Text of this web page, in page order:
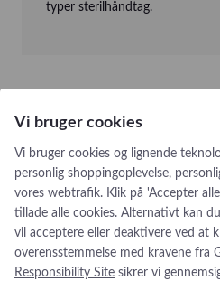
typer sterilhåndtag.
Justerbar farvetemperaur:
Farvegengivelsesindex: 97 Ra
Regulering af lysstyrke: 100
Fokuserbart lysfelt: 160 –
LED levetid: >60.000 timer
Strømforbrug: >160W for
Vi bruger cookies
Vi bruger cookies og lignende
personlig shoppingoplevelse,
vores webtrafik. Klik på 'Accepter
tillade alle cookies. Alternativt kan
vil acceptere eller deaktivere ved at
overensstemmelse med kravene fra
Responsibility Site sikrer vi